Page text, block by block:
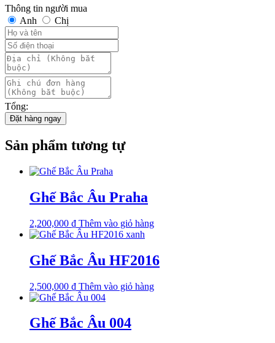
Thông tin người mua
Anh
Chị
Tổng:
Đặt hàng ngay
Sản phẩm tương tự
Ghế Bắc Âu Praha
2,200,000 ₫ Thêm vào giỏ hàng
Ghế Bắc Âu HF2016
2,500,000 ₫ Thêm vào giỏ hàng
Ghế Bắc Âu 004